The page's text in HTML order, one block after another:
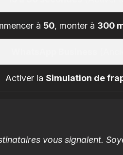
à 50, monter à 300
Activer la Simulation de
vous signalent.